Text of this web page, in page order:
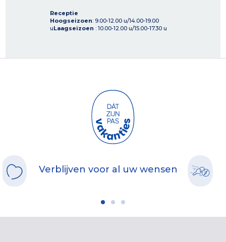
Receptie
Hoogseizoen: 9.00-12.00 u/14.00-19.00
uLaagseizoen : 10.00-12.00 u/15.00-17.30 u
Verblijven voor al uw wensen